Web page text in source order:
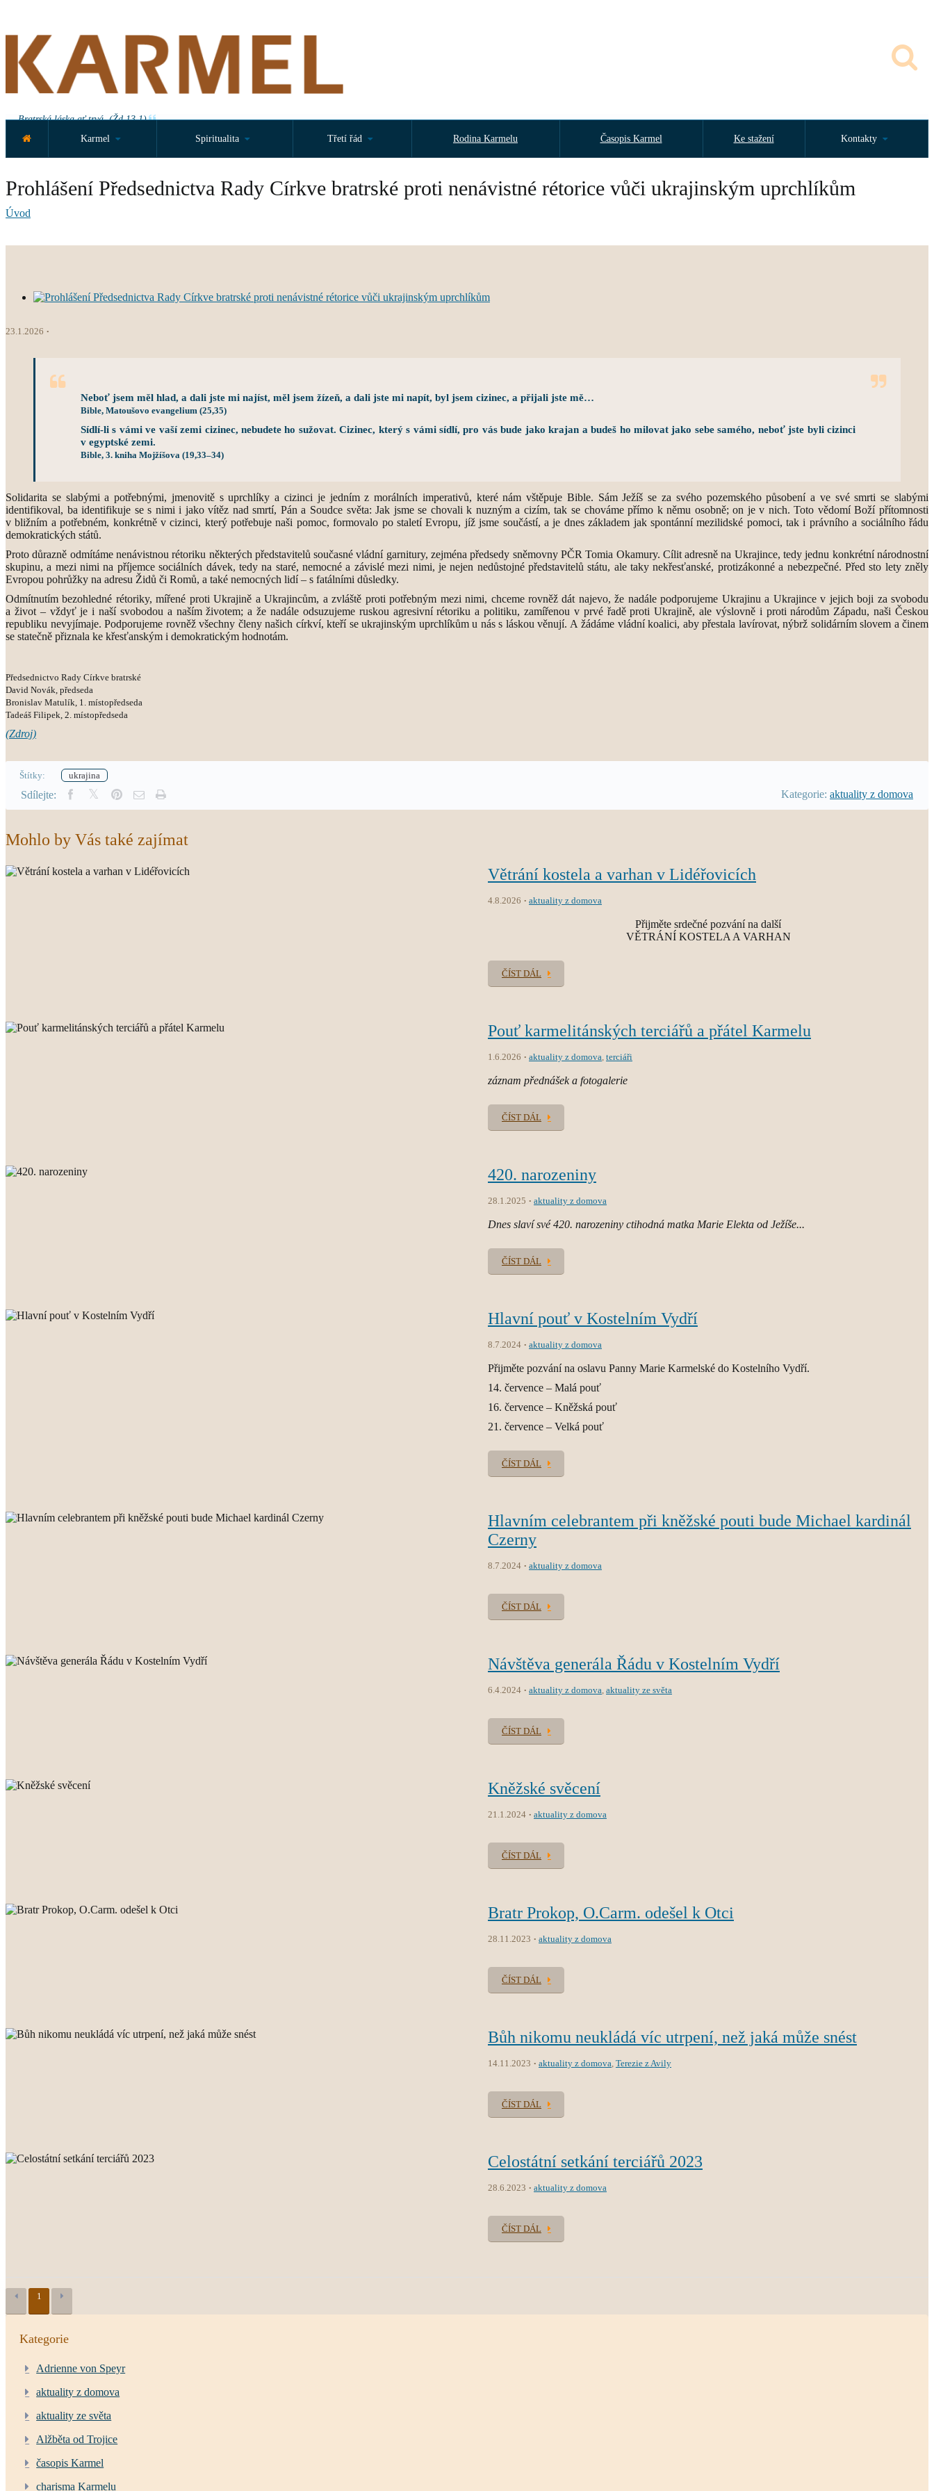
Bratrská láska ať trvá. (Žd 13,1)
Karmel
Spiritualita Třetí řád Rodina Karmelu Časopis Karmel Ke stažení Kontakty
Prohlášení Předsednictva Rady Církve bratrské proti nenávistné rétorice vůči ukrajinským uprchlíkům
Úvod
23.1.2026
Neboť jsem měl hlad, a dali jste mi najíst, měl jsem žízeň, a dali jste mi napít, byl jsem cizinec, a přijali jste mě…
Bible, Matoušovo evangelium (25,35)
Sídlí-li s vámi ve vaší zemi cizinec, nebudete ho sužovat. Cizinec, který s vámi sídlí, pro vás bude jako krajan a budeš ho milovat jako sebe samého, neboť jste byli cizinci
v egyptské zemi.
Bible, 3. kniha Mojžíšova (19,33–34)
Solidarita se slabými a potřebnými, jmenovitě s uprchlíky a cizinci je jedním z morálních imperativů, které nám vštěpuje Bible. Sám Ježíš se za svého pozemského působení a ve své smrti se slabými
identifikoval, ba identifikuje se s nimi i jako vítěz nad smrtí, Pán a Soudce světa: Jak jsme se chovali k nuzným a cizím, tak se chováme přímo k němu osobně; on je v nich. Toto vědomí Boží přítomnosti
v bližním a potřebném, konkrétně v cizinci, který potřebuje naši pomoc, formovalo po staletí Evropu, jíž jsme součástí, a je dnes základem jak spontánní mezilidské pomoci, tak i právního a sociálního řádu
demokratických států.
Proto důrazně odmítáme nenávistnou rétoriku některých představitelů současné vládní garnitury, zejména předsedy sněmovny PČR Tomia Okamury. Cílit adresně na Ukrajince, tedy jednu konkrétní národnostní
skupinu, a mezi nimi na příjemce sociálních dávek, tedy na staré, nemocné a závislé mezi nimi, je nejen nedůstojné představitelů státu, ale taky nekřesťanské, protizákonné a nebezpečné. Před sto lety zněly
Evropou pohrůžky na adresu Židů či Romů, a také nemocných lidí – s fatálními důsledky.
Odmítnutím bezohledné rétoriky, mířené proti Ukrajině a Ukrajincům, a zvláště proti potřebným mezi nimi, chceme rovněž dát najevo, že nadále podporujeme Ukrajinu a Ukrajince v jejich boji za svobodu
a život – vždyť je i naší svobodou a naším životem; a že nadále odsuzujeme ruskou agresivní rétoriku a politiku, zamířenou v prvé řadě proti Ukrajině, ale výslovně i proti národům Západu, naši Českou
republiku nevyjímaje. Podporujeme rovněž všechny členy našich církví, kteří se ukrajinským uprchlíkům u nás s láskou věnují. A žádáme vládní koalici, aby přestala lavírovat, nýbrž solidárním slovem a činem
se statečně přiznala ke křesťanským i demokratickým hodnotám.
Předsednictvo Rady Církve bratrské
David Novák, předseda
Bronislav Matulík, 1. místopředseda
Tadeáš Filipek, 2. místopředseda
(Zdroj)
Štítky: ukrajina
Sdílejte: Kategorie: aktuality z domova
Mohlo by Vás také zajímat
Větrání kostela a varhan v Lidéřovicích
4.8.2026 aktuality z domova
Přijměte srdečné pozvání na další
VĚTRÁNÍ KOSTELA A VARHAN
ČÍST DÁL
Pouť karmelitánských terciářů a přátel Karmelu
1.6.2026 aktuality z domova, terciáři
záznam přednášek a fotogalerie
ČÍST DÁL
420. narozeniny
28.1.2025 aktuality z domova
Dnes slaví své 420. narozeniny ctihodná matka Marie Elekta od Ježíše...
ČÍST DÁL
Hlavní pouť v Kostelním Vydří
8.7.2024 aktuality z domova
Přijměte pozvání na oslavu Panny Marie Karmelské do Kostelního Vydří.
14. července – Malá pouť
16. července – Kněžská pouť
21. července – Velká pouť
ČÍST DÁL
Hlavním celebrantem při kněžské pouti bude Michael kardinál
Czerny
8.7.2024 aktuality z domova
ČÍST DÁL
Návštěva generála Řádu v Kostelním Vydří
6.4.2024 aktuality z domova, aktuality ze světa
ČÍST DÁL
Kněžské svěcení
21.1.2024 aktuality z domova
ČÍST DÁL
Bratr Prokop, O.Carm. odešel k Otci
28.11.2023 aktuality z domova
ČÍST DÁL
Bůh nikomu neukládá víc utrpení, než jaká může snést
14.11.2023 aktuality z domova, Terezie z Avily
ČÍST DÁL
Celostátní setkání terciářů 2023
28.6.2023 aktuality z domova
ČÍST DÁL
1
Kategorie
Adrienne von Speyr
aktuality z domova
aktuality ze světa
Alžběta od Trojice
časopis Karmel
charisma Karmelu